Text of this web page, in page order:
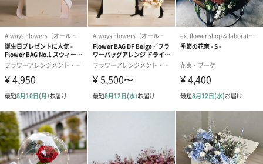
写真付きメッセージカ
ード（680円）
写真付きメッセージカ
ード（Thank you）ピ
ンク（680円）
【誕生日】
Birthday ホワ
刷なし）（
ラッピング
ギフトラッピングを施してお届けいたします。